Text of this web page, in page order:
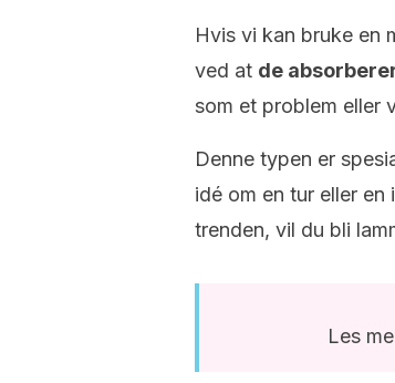
Hvis vi kan bruke en
ved at de
som et problem eller
Denne typen er
idé om en tur eller
trenden, vil du bli
Les